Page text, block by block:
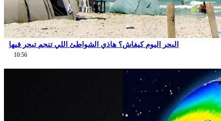
البحر اليوم كيفاش؟ هاذي الشواطئ اللي تنجم تبحر فيها
10:56